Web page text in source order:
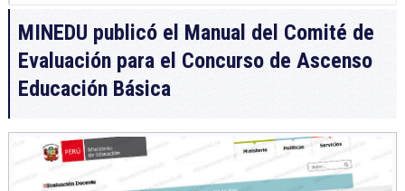
MINEDU publicó el Manual del Comité de
Evaluación para el Concurso de Ascenso
Educación Básica